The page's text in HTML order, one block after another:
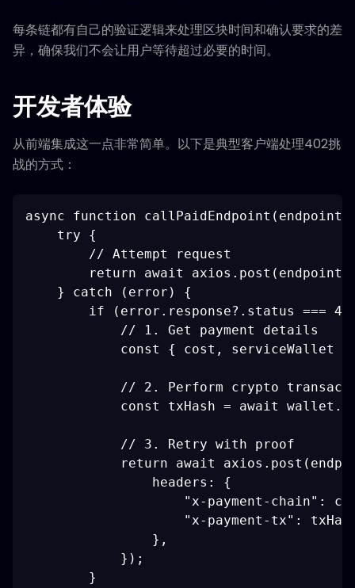
每条链都有自己的验证逻辑来处理区块时间和确认要求的差
异，确保我们不会让用户等待超过必要的时间。
开发者体验
从前端集成这一点非常简单。以下是典型客户端处理402挑
战的方式：
async function
    try {
        // Attempt request
return await axios.post(endpoint,
    } catch (error) {
if (error.response?.status ===
            // 1. Get payment details
const { cost, serviceWallet
// 2. Perform crypto
const txHash = await
            // 3. Retry with proof
return await
                headers: {
"x-payment-chain":
"x-payment-tx":
                },
            });
        }